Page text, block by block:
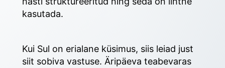
kasutada.
Kui Sul on erialane küsimus, siis leiad just
siit sobiva vastuse. Äripäeva teabevaras